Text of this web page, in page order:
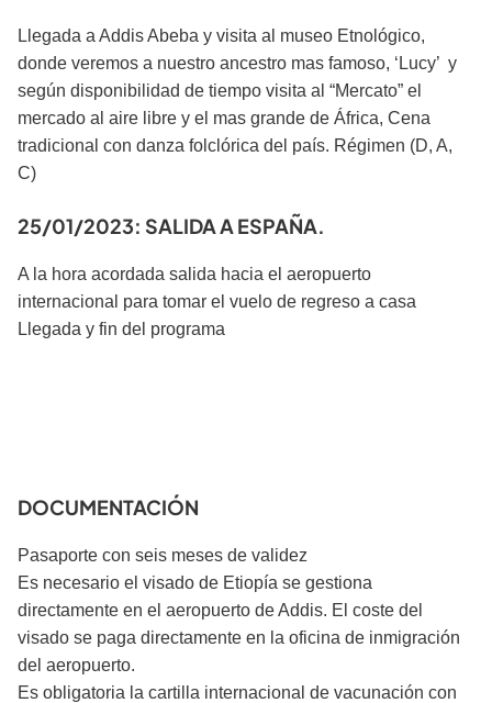
Llegada a Addis Abeba y visita al museo Etnológico,
donde veremos a nuestro ancestro mas famoso, ‘Lucy’ y
según disponibilidad de tiempo visita al “Mercato” el
mercado al aire libre y el mas grande de África, Cena
tradicional con danza folclórica del país. Régimen (D, A,
C)
25/01/2023: SALIDA A ESPAÑA.
A la hora acordada salida hacia el aeropuerto
internacional para tomar el vuelo de regreso a casa
Llegada y fin del programa
DOCUMENTACIÓN
Pasaporte con seis meses de validez
Es necesario el visado de Etiopía se gestiona
directamente en el aeropuerto de Addis. El coste del
visado se paga directamente en la oficina de inmigración
del aeropuerto.
Es obligatoria la cartilla internacional de vacunación con